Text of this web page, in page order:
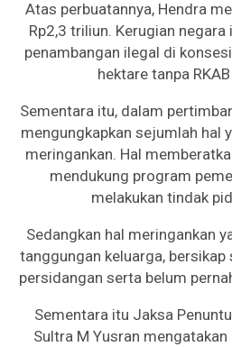
Atas perbuatannya, Hendra
Rp2,3 triliun. Kerugian
penambangan ilegal di
hektare tanpa
Sementara itu, dalam
mengungkapkan sejumlah hal
meringankan. Hal
mendukung program
melakukan tindak
Sedangkan hal meringankan
tanggungan keluarga,
persidangan serta belum
Sementara itu Jaksa
Sultra M Yusran